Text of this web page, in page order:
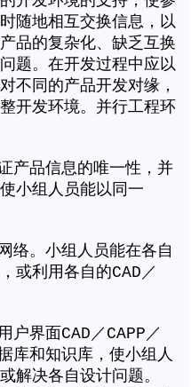
随地相互交换信息，以
品的复杂化、缺乏互换
题。在开发过程中应以
不同的产品开发对缘，
开发环境。并行工程环
产品信息的唯一性，并
小组人员能以同一
。小组人员能在各自
或利用各自的CAD／
界面CAD／CAPP／
库和知识库，使小组人
解决各自设计问题。